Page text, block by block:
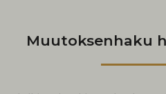
Muutoksenhaku